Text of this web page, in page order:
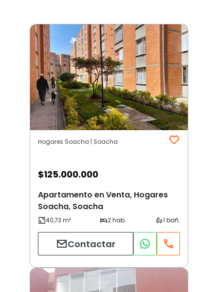
Hogares Soacha | Soacha
$125.000.000
Apartamento en Venta, Hogares
Soacha, Soacha
Contactar